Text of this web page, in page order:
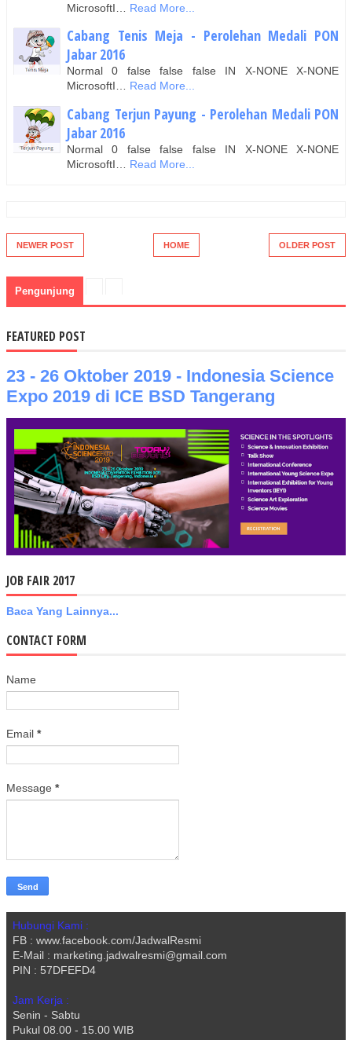
MicrosoftI…
Read More...
Cabang Tenis Meja - Perolehan Medali PON
Jabar 2016
Normal 0 false false false IN X-NONE X-NONE
MicrosoftI… Read More...
Cabang Terjun Payung - Perolehan Medali PON
Jabar 2016
Normal 0 false false false IN X-NONE X-NONE
MicrosoftI…
Read More...
NEWER POST OLDER POST
HOME
Pengunjung
FEATURED POST
23 - 26 Oktober 2019 - Indonesia Science
Expo 2019 di ICE BSD Tangerang
JOB FAIR 2017
Baca Yang Lainnya...
CONTACT FORM
Name
Email *
Message *
Hubungi Kami :
FB : www.facebook.com/JadwalResmi
E-Mail : marketing.jadwalresmi@gmail.com
PIN : 57DFEFD4
Jam Kerja :
Senin - Sabtu
Pukul 08.00 - 15.00 WIB